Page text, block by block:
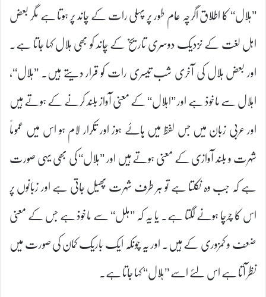
’’ہلال‘‘ کا اطلاق اگرچہ عام طور پر پہلی رات کے چاند پر ہوتا ہے مگر بعض
اہل لغت کے نزدیک دوسری تاریخ کے چاند کو بھی ہلال کہا جاتا ہے۔
اور بعض ہلال کی آخری شب تیسری رات کو قرار دیتے ہیں۔ ’’ہلال‘‘،
اہلال سے ماخوذ ہے اور ’’اہلال‘‘ کے معنی آواز بلند کرنے کے ہوتے ہیں
اور عربی زبان میں جس لفظ میں ہائے ہوز اور تکرار لام ہو اس میں عموماً
شہرت و بلند آوازی کے معنی ہوتے ہیں اور ’’ہلال‘‘ کی بھی یہی صورت
ہے کہ جب وہ نکلتا ہے تو ہر طرف شہرت پھیل جاتی ہے اور زبانوں پر
اس کا چرچا ہونے لگتا ہے۔ یا یہ کہ ’’ہلل‘‘ سے ماخوذ ہے جس کے معنی
ضعف و کمزوری کے ہیں۔ اور یہ چونکہ ایک باریک کمان کی صورت میں
نظر آتا ہے اس لئے اسے ’’ہلال‘‘ کہا جاتا ہے۔